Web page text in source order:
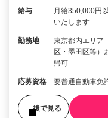
給与
月給350,000円
いたします
勤務地
東京都内エリア
区・墨田区等
帰可
応募資格 要普通自動車免
後で見る